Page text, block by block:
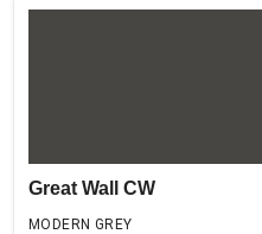
Great Wall CW
MODERN GREY